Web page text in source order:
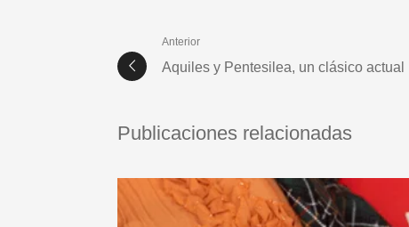
Anterior
Aquiles y Pentesilea, un clásico actual
Publicaciones relacionadas